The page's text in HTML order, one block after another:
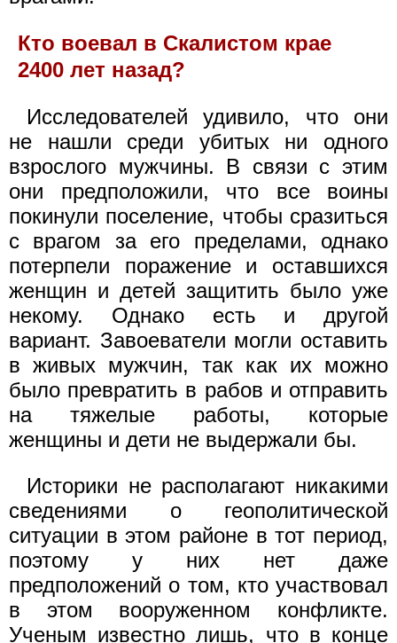
Кто воевал в Скалистом крае
2400 лет назад?
Исследователей удивило, что они
не нашли среди убитых ни одного
взрослого мужчины. В связи с этим
они предположили, что все воины
покинули поселение, чтобы сразиться
с врагом за его пределами, однако
потерпели поражение и оставшихся
женщин и детей защитить было уже
некому. Однако есть и другой
вариант. Завоеватели могли оставить
в живых мужчин, так как их можно
было превратить в рабов и отправить
на тяжелые работы, которые
женщины и дети не выдержали бы.
Историки не располагают никакими
сведениями о геополитической
ситуации в этом районе в тот период,
поэтому у них нет даже
предположений о том, кто участвовал
в этом вооруженном конфликте.
Ученым известно лишь, что в конце